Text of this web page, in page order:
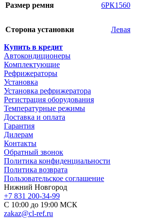
Размер ремня 6РК1560
Сторона установки Левая
Купить в кредит
Автокондиционеры
Комплектующие
Рефрижераторы
Установка
Установка рефрижератора
Регистрация оборудования
Температурные режимы
Доставка и оплата
Гарантия
Дилерам
Контакты
Обратный звонок
Политика конфиденциальности
Политика возврата
Пользовательское соглашение
Нижний Новгород
+7 831 200-34-99
С 10:00 до 19:00 МСК
zakaz@cl-ref.ru